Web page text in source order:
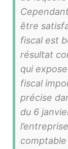
être
fiscal est
résultat
qui
fiscal
précise
du 6